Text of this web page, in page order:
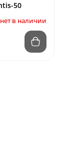
50
в наличии